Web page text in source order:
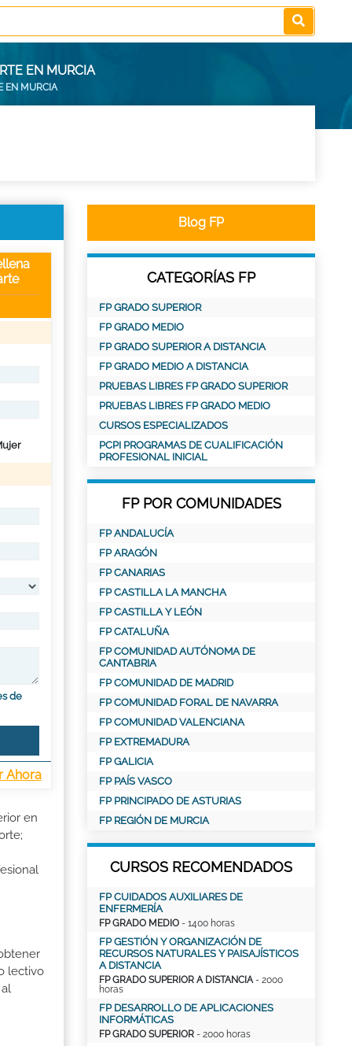
EN MURCIA
EN MURCIA
de
Ahora
en
lectivo
Blog FP
CATEGORÍAS FP
FP GRADO SUPERIOR
FP GRADO MEDIO
FP GRADO SUPERIOR A DISTANCIA
FP GRADO MEDIO A DISTANCIA
PRUEBAS LIBRES FP GRADO SUPERIOR
PRUEBAS LIBRES FP GRADO MEDIO
CURSOS ESPECIALIZADOS
PCPI PROGRAMAS DE CUALIFICACIÓN
PROFESIONAL INICIAL
FP POR COMUNIDADES
FP ANDALUCÍA
FP ARAGÓN
FP CANARIAS
FP CASTILLA LA MANCHA
FP CASTILLA Y LEÓN
FP CATALUÑA
FP COMUNIDAD AUTÓNOMA DE
CANTABRIA
FP COMUNIDAD DE MADRID
FP COMUNIDAD FORAL DE NAVARRA
FP COMUNIDAD VALENCIANA
FP EXTREMADURA
FP GALICIA
FP PAÍS VASCO
FP PRINCIPADO DE ASTURIAS
FP REGIÓN DE MURCIA
CURSOS RECOMENDADOS
FP CUIDADOS AUXILIARES DE
ENFERMERÍA
FP GRADO MEDIO - 1400 horas
FP GESTIÓN Y ORGANIZACIÓN DE
RECURSOS NATURALES Y PAISAJÍSTICOS
A DISTANCIA
FP GRADO SUPERIOR A DISTANCIA- 2000
horas
FP DESARROLLO DE APLICACIONES
INFORMÁTICAS
FP GRADO SUPERIOR - 2000 horas